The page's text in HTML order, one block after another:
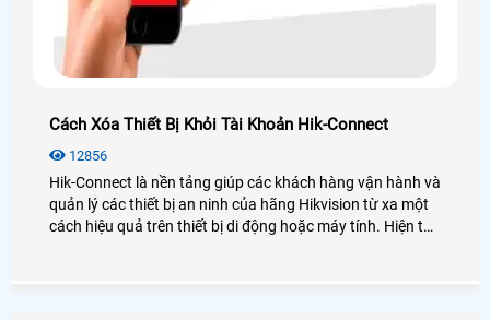
Cách Xóa Thiết Bị Khỏi Tài Khoản Hik-Connect
12856
Hik-Connect là nền tảng giúp các khách hàng vận hành và
quản lý các thiết bị an ninh của hãng Hikvision từ xa một
cách hiệu quả trên thiết bị di động hoặc máy tính. Hiện tại